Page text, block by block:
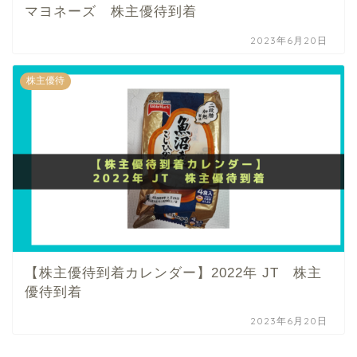
マヨネーズ 株主優待到着
2023年6月20日
株主優待
【株主優待到着カレンダー】2022年 JT 株主
優待到着
2023年6月20日